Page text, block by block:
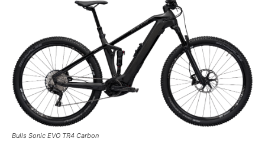
Bulls Sonic EVO TR4 Carbon